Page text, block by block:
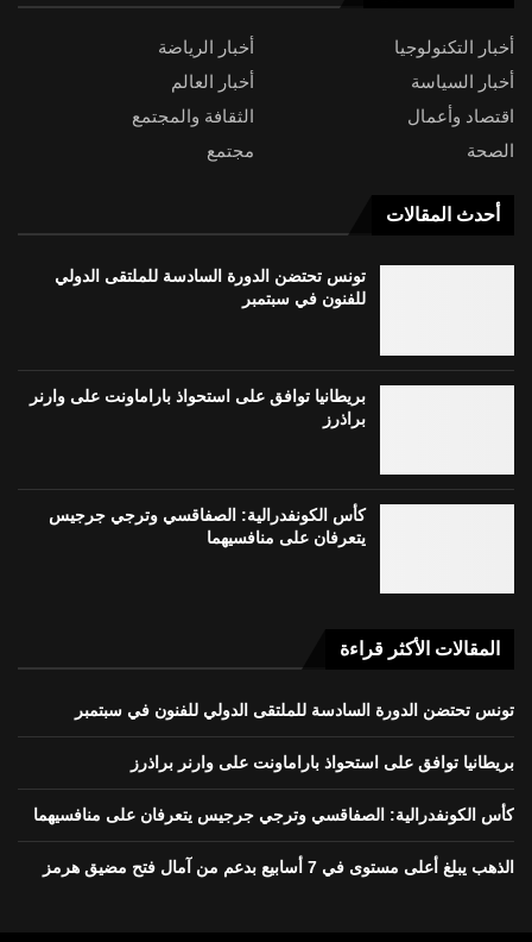
أخبار التكنولوجيا
أخبار الرياضة
أخبار السياسة
أخبار العالم
اقتصاد وأعمال
الثقافة والمجتمع
الصحة
مجتمع
أحدث المقالات
تونس تحتضن الدورة السادسة للملتقى الدولي
للفنون في سبتمبر
بريطانيا توافق على استحواذ باراماونت على وارنر
براذرز
كأس الكونفدرالية: الصفاقسي وترجي جرجيس
يتعرفان على منافسيهما
المقالات الأكثر قراءة
تونس تحتضن الدورة السادسة للملتقى الدولي للفنون في سبتمبر
بريطانيا توافق على استحواذ باراماونت على وارنر براذرز
كأس الكونفدرالية: الصفاقسي وترجي جرجيس يتعرفان على منافسيهما
الذهب يبلغ أعلى مستوى في 7 أسابيع بدعم من آمال فتح مضيق هرمز